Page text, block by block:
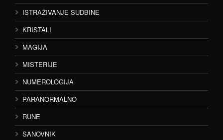
ISTRAŽIVANJE SUDBINE
KRISTALI
MAGIJA
MISTERIJE
NUMEROLOGIJA
PARANORMALNO
RUNE
SANOVNIK